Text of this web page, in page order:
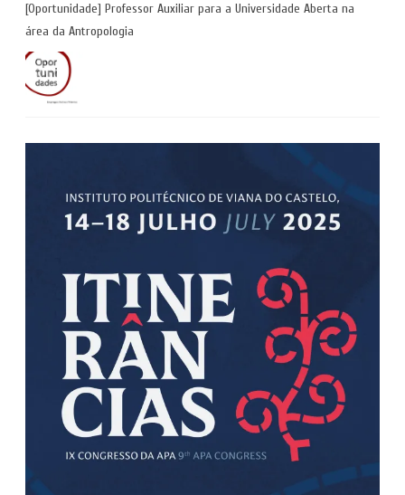
[Oportunidade] Professor Auxiliar para a Universidade Aberta na
área da Antropologia